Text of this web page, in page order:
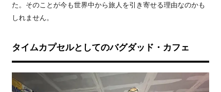
た。そのことが今も世界中から旅人を引き寄せる理由なのかも
しれません。
タイムカプセルとしてのバグダッド・カフェ